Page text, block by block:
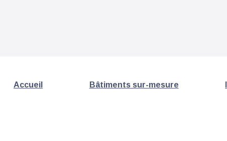
Accueil Bâtiments sur-mesure